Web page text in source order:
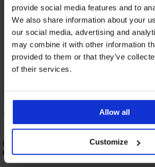
provide social media features and to
We also share information about your
our social media, advertising and
may combine it with other information
provided to them or that they’ve
of their services.
Allow all
Customize
Bezšvové sťahovacie tričko SilverPro
65,99 €